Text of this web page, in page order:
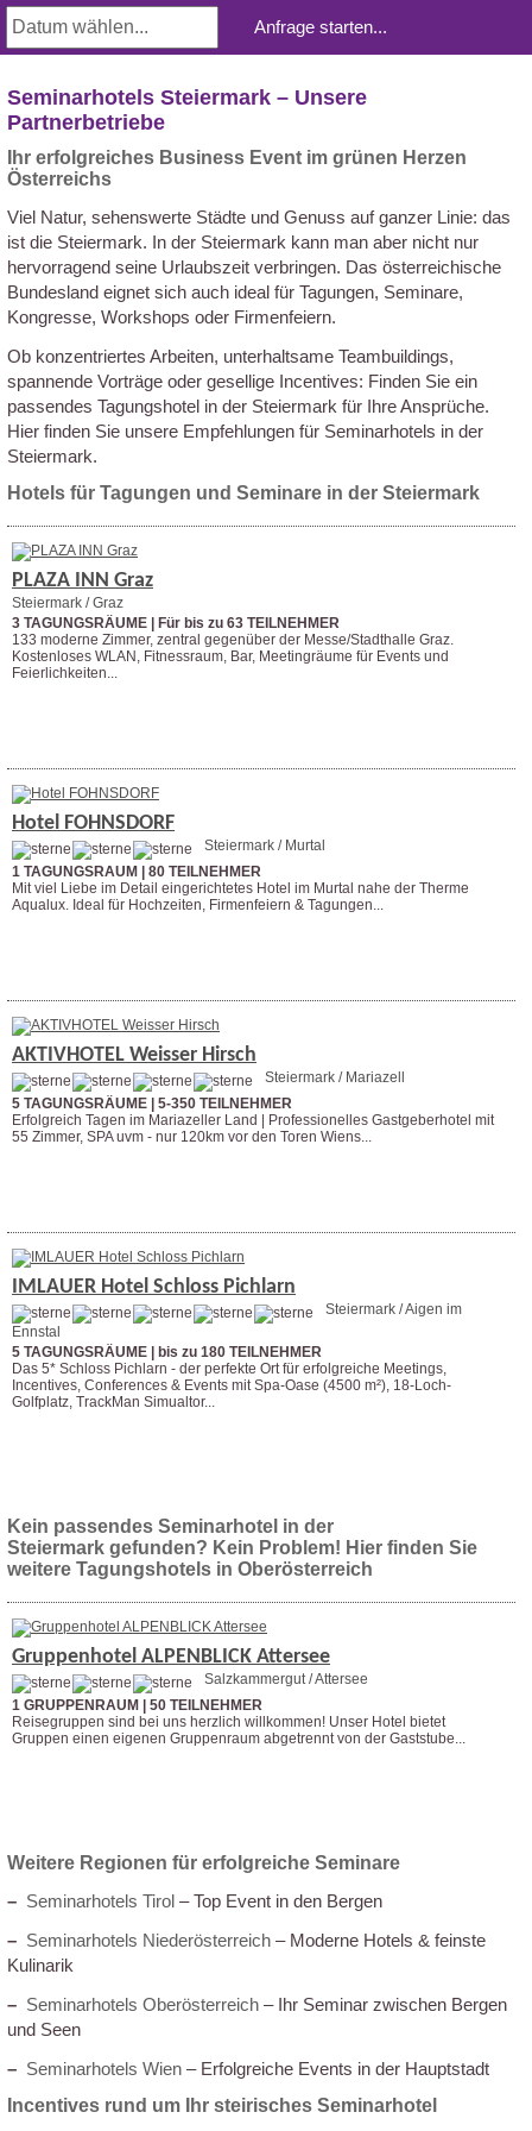
Seminarhotels Steiermark – Unsere
Partnerbetriebe
Ihr erfolgreiches Business Event im grünen Herzen
Österreichs
Viel Natur, sehenswerte Städte und Genuss auf ganzer Linie: das
ist die Steiermark. In der Steiermark kann man aber nicht nur
hervorragend seine Urlaubszeit verbringen. Das österreichische
Bundesland eignet sich auch ideal für Tagungen, Seminare,
Kongresse, Workshops oder Firmenfeiern.
Ob konzentriertes Arbeiten, unterhaltsame Teambuildings,
spannende Vorträge oder gesellige Incentives: Finden Sie ein
passendes Tagungshotel in der Steiermark für Ihre Ansprüche.
Hier finden Sie unsere Empfehlungen für Seminarhotels in der
Steiermark.
Hotels für Tagungen und Seminare in der Steiermark
PLAZA INN Graz
Steiermark / Graz
3 TAGUNGSRÄUME | Für bis zu 63 TEILNEHMER
133 moderne Zimmer, zentral gegenüber der Messe/Stadthalle Graz.
Kostenloses WLAN, Fitnessraum, Bar, Meetingräume für Events und
Feierlichkeiten...
Hotel FOHNSDORF
Steiermark / Murtal
1 TAGUNGSRAUM | 80 TEILNEHMER
Mit viel Liebe im Detail eingerichtetes Hotel im Murtal nahe der Therme
Aqualux. Ideal für Hochzeiten, Firmenfeiern & Tagungen...
AKTIVHOTEL Weisser Hirsch
Steiermark / Mariazell
5 TAGUNGSRÄUME | 5-350 TEILNEHMER
Erfolgreich Tagen im Mariazeller Land | Professionelles Gastgeberhotel mit
55 Zimmer, SPA uvm - nur 120km vor den Toren Wiens...
IMLAUER Hotel Schloss Pichlarn
Steiermark / Aigen im
Ennstal
5 TAGUNGSRÄUME | bis zu 180 TEILNEHMER
Das 5* Schloss Pichlarn - der perfekte Ort für erfolgreiche Meetings,
Incentives, Conferences & Events mit Spa-Oase (4500 m²), 18-Loch-
Golfplatz, TrackMan Simualtor...
Kein passendes Seminarhotel in der
Steiermark gefunden? Kein Problem! Hier finden Sie
weitere Tagungshotels in Oberösterreich
Gruppenhotel ALPENBLICK Attersee
Salzkammergut / Attersee
1 GRUPPENRAUM | 50 TEILNEHMER
Reisegruppen sind bei uns herzlich willkommen! Unser Hotel bietet
Gruppen einen eigenen Gruppenraum abgetrennt von der Gaststube...
Weitere Regionen für erfolgreiche Seminare
– Seminarhotels Tirol – Top Event in den Bergen
– Seminarhotels Niederösterreich – Moderne Hotels & feinste
Kulinarik
– Seminarhotels Oberösterreich – Ihr Seminar zwischen Bergen
und Seen
– Seminarhotels Wien – Erfolgreiche Events in der Hauptstadt
Incentives rund um Ihr steirisches Seminarhotel